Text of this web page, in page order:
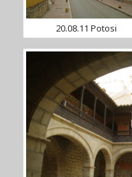
20.08.11 Potosi